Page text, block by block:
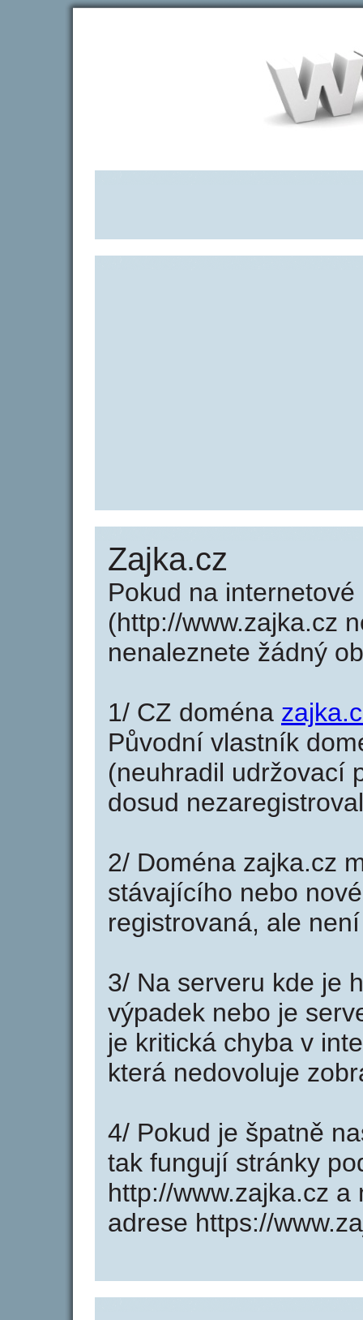
Zajka.cz
Pokud na
(http://www.zajka.cz
nenaleznete žádný
1/ CZ doména
Původní vlastník
(neuhradil udržovací
dosud
2/ Doména zajka.cz
stávajícího nebo
registrovaná, ale
3/ Na serveru kde je
výpadek nebo je
je kritická chyba v
která nedovoluje
4/ Pokud je špatně
tak fungují stránky
http://www.zajka.cz
adrese https://